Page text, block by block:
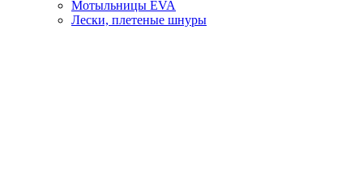
Мотыльницы EVA
Лески, плетеные шнуры